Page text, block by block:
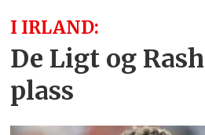
I IRLAND:
De Ligt og
plass